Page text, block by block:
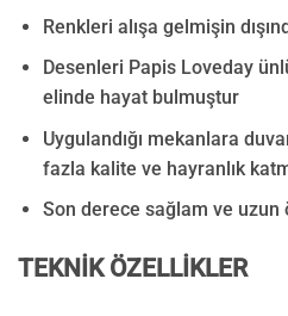
Renkleri alışa gelmişin
Desenleri Papis Loveday
elinde hayat bulmuştur
Uygulandığı mekanlara
fazla kalite ve hayranlık
Son derece sağlam ve uzun
TEKNİK ÖZELLİKLER